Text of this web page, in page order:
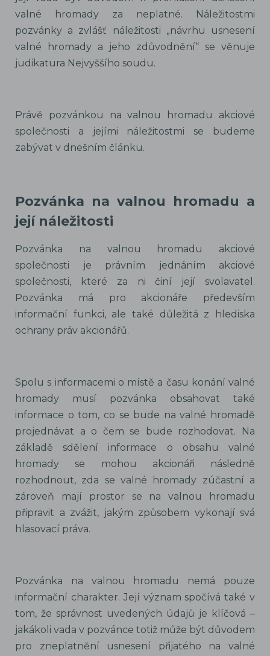
valné hromady za neplatné. Náležitostmi
pozvánky a zvlášť náležitosti „návrhu usnesení
valné hromady a jeho zdůvodnění“ se věnuje
judikatura Nejvyššího soudu.
Právě pozvánkou na valnou hromadu akciové
společnosti a jejími náležitostmi se budeme
zabývat v dnešním článku.
Pozvánka na valnou hromadu a
její náležitosti
Pozvánka na valnou hromadu akciové
společnosti je právním jednáním akciové
společnosti, které za ni činí její svolavatel.
Pozvánka má pro akcionáře především
informační funkci, ale také důležitá z hlediska
ochrany práv akcionářů.
Spolu s informacemi o místě a času konání valné
hromady musí pozvánka obsahovat také
informace o tom, co se bude na valné hromadě
projednávat a o čem se bude rozhodovat. Na
základě sdělení informace o obsahu valné
hromady se mohou akcionáři následně
rozhodnout, zda se valné hromady zúčastní a
zároveň mají prostor se na valnou hromadu
připravit a zvážit, jakým způsobem vykonají svá
hlasovací práva.
Pozvánka na valnou hromadu nemá pouze
informační charakter. Její význam spočívá také v
tom, že správnost uvedených údajů je klíčová –
jakákoli vada v pozvánce totiž může být důvodem
pro zneplatnění usnesení přijatého na valné